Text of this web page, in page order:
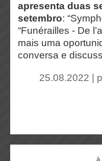
apresenta duas
setembro:
“Funérailles - De
mais uma
conversa e
25.08.2022 |
à